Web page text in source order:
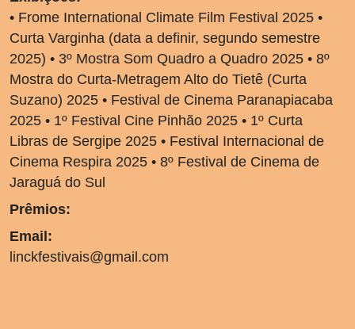
• Frome International Climate Film Festival 2025 •
Curta Varginha (data a definir, segundo semestre
2025) • 3º Mostra Som Quadro a Quadro 2025 • 8º
Mostra do Curta-Metragem Alto do Tietê (Curta
Suzano) 2025 • Festival de Cinema Paranapiacaba
2025 • 1º Festival Cine Pinhão 2025 • 1º Curta
Libras de Sergipe 2025 • Festival Internacional de
Cinema Respira 2025 • 8º Festival de Cinema de
Jaraguá do Sul
Prêmios:
Email:
linckfestivais@gmail.com